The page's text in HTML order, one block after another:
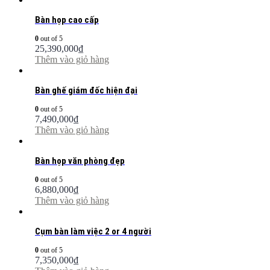
Bàn họp cao cấp
0 out of 5
25,390,000₫
Thêm vào giỏ hàng
Bàn ghế giám đốc hiện đại
0 out of 5
7,490,000₫
Thêm vào giỏ hàng
Bàn họp văn phòng đẹp
0 out of 5
6,880,000₫
Thêm vào giỏ hàng
Cụm bàn làm việc 2 or 4 người
0 out of 5
7,350,000₫